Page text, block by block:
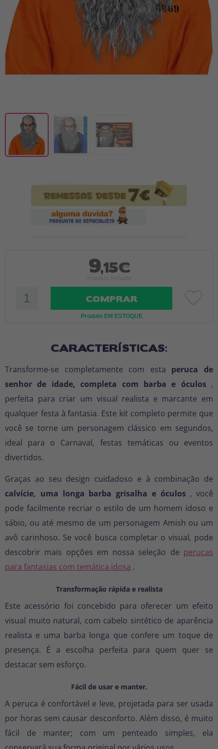
9,15€
COMPRAR
Produto EM ESTOQUE
CARACTERÍSTICAS:
Transforme-se completamente com esta peruca de
senhor de idade, completa com barba e óculos,
perfeita para criar um visual realista e marcante em
qualquer festa à fantasia. Este kit completo permite que
você se torne um personagem clássico em segundos,
ideal para o Carnaval, festas temáticas ou eventos
divertidos.
Graças ao seu design cuidadoso e à combinação de
calvície, uma longa barba grisalha e óculos, você
pode facilmente recriar o estilo de um homem idoso e
sábio, ou até mesmo de um personagem Amish ou um
avô carinhoso. Se você busca completar o visual, pode
descobrir mais opções em nossa seleção de perucas
para fantasias com temática idosa .
Transformação rápida e realista
Este acessório foi concebido para oferecer um efeito
visual muito natural, com cabelo sintético de aparência
realista e uma barba longa que confere um toque de
presença. É a escolha perfeita para quem quer se
destacar sem esforço.
Fácil de usar e manter.
A peruca é confortável e leve, projetada para ser usada
por horas sem causar desconforto. Além disso, é muito
fácil de manter; com um penteado simples, ela